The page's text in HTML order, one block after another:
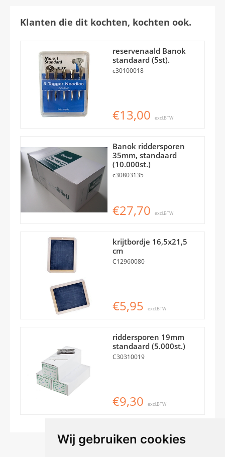
Wij gebruiken cookies
Klanten die dit kochten, kochten ook.
reservenaald Banok
standaard (5st).
c30100018
€13,00 excl.BTW
Banok riddersporen
35mm, standaard
(10.000st.)
c30803135
€27,70 excl.BTW
krijtbordje 16,5x21,5
cm
C12960080
€5,95 excl.BTW
riddersporen 19mm
standaard (5.000st.)
C30310019
€9,30 excl.BTW